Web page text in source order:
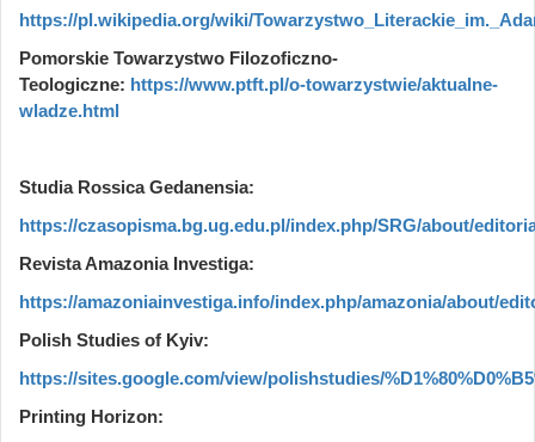
https://pl.wikipedia.org/wiki/
Pomorskie Towarzystwo Filozoficzno-
Teologiczne: https://www.ptft.pl/o-towarzystwie/aktualne-
wladze.html
Studia Rossica Gedanensia:
https://czasopisma.bg.ug.edu.pl/index.php/SRG/about/
Revista Amazonia Investiga:
https://amazoniainvestiga.info/index.php/amazonia/about/
Polish Studies of Kyiv:
https://sites.google.com/view/polishstudies/
Printing Horizon: